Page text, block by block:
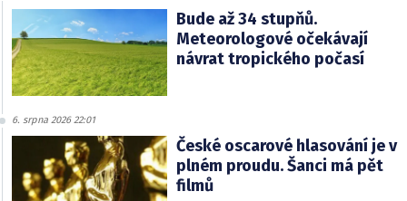
Bude až 34 stupňů.
Meteorologové očekávají
návrat tropického počasí
6. srpna 2026 22:01
České oscarové hlasování je v
plném proudu. Šanci má pět
filmů